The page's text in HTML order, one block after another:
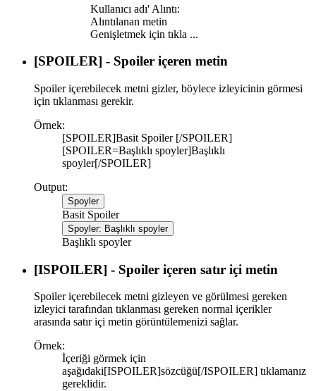
Kullanıcı adı' Alıntı:
Alıntılanan metin
Genişletmek için tıkla ...
[SPOILER] - Spoiler içeren metin
Spoiler içerebilecek metni gizler, böylece izleyicinin görmesi
için tıklanması gerekir.
Örnek:
[SPOILER]Basit Spoiler [/SPOILER]
[SPOILER=Başlıklı spoyler]Başlıklı
spoyler[/SPOILER]
Output:
Spoyler
Basit Spoiler
Spoyler: Başlıklı spoyler
Başlıklı spoyler
[ISPOILER] - Spoiler içeren satır içi metin
Spoiler içerebilecek metni gizleyen ve görülmesi gereken
izleyici tarafından tıklanması gereken normal içerikler
arasında satır içi metin görüntülemenizi sağlar.
Örnek:
İçeriği görmek için
aşağıdaki[ISPOILER]sözcüğü[/ISPOILER] tıklamanız
gereklidir.